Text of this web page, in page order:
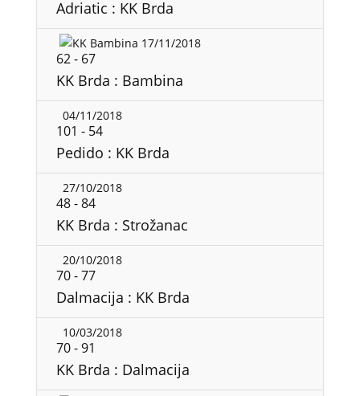
Adriatic : KK Brda
17/11/2018
62- 67
KK Brda : Bambina
04/11/2018
101 - 54
Pedido : KK Brda
27/10/2018
48-84
KK Brda : Strožanac
20/10/2018
70-77
Dalmacija : KK Brda
10/03/2018
70-91
KK Brda : Dalmacija